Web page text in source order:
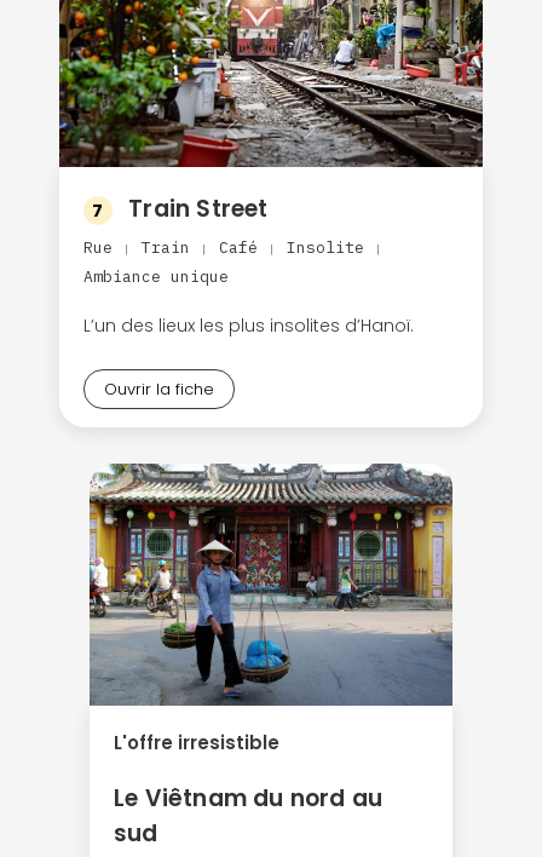
7 Train Street
Rue | Train | Café | Insolite |
Ambiance unique
L’un des lieux les plus insolites d’Hanoï.
Ouvrir la fiche
L'offre irresistible
Le Viêtnam du nord au
sud